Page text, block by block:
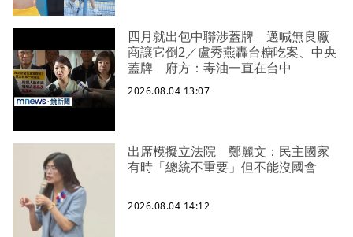
四月就出包中聯涉蓋牌 邁喊無良廠
商讓它倒2／盧秀燕轟台糖吃案、中央
蓋牌 府方：毒油一直在台中
2026.08.04 13:07
出席模擬立法院 鄭麗文：民主國家
有時「總統不重要」但不能沒國會
2026.08.04 14:12